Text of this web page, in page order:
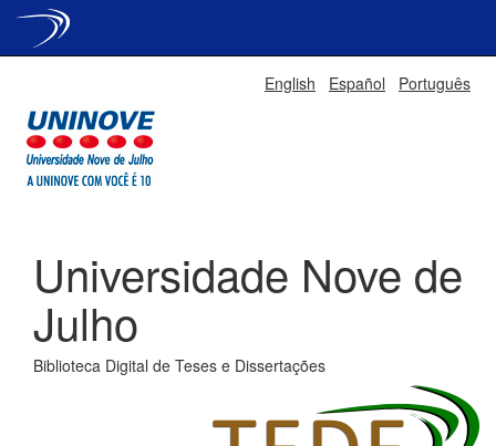
English Español Português
Universidade Nove de
Julho
Biblioteca Digital de Teses e Dissertações